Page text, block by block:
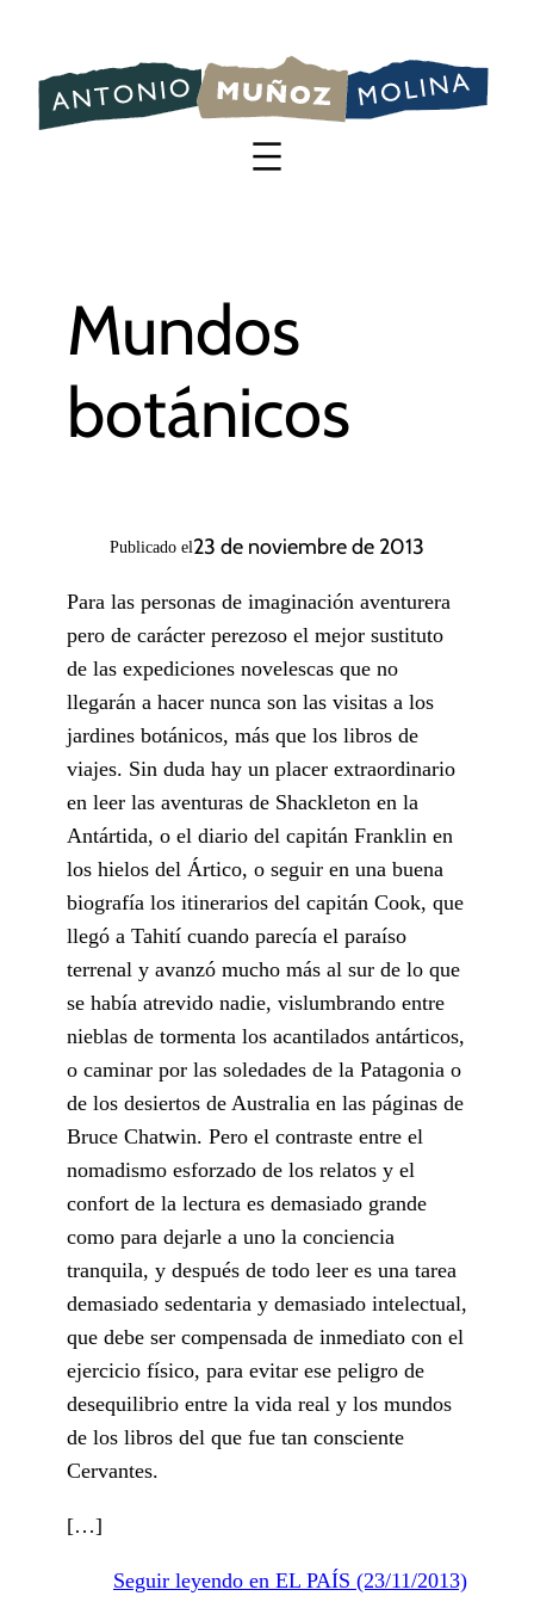
contenido
Mundos
botánicos
Publicado el23 de noviembre de 2013
Para las personas de imaginación aventurera
pero de carácter perezoso el mejor sustituto
de las expediciones novelescas que no
llegarán a hacer nunca son las visitas a los
jardines botánicos, más que los libros de
viajes. Sin duda hay un placer extraordinario
en leer las aventuras de Shackleton en la
Antártida, o el diario del capitán Franklin en
los hielos del Ártico, o seguir en una buena
biografía los itinerarios del capitán Cook, que
llegó a Tahití cuando parecía el paraíso
terrenal y avanzó mucho más al sur de lo que
se había atrevido nadie, vislumbrando entre
nieblas de tormenta los acantilados antárticos,
o caminar por las soledades de la Patagonia o
de los desiertos de Australia en las páginas de
Bruce Chatwin. Pero el contraste entre el
nomadismo esforzado de los relatos y el
confort de la lectura es demasiado grande
como para dejarle a uno la conciencia
tranquila, y después de todo leer es una tarea
demasiado sedentaria y demasiado intelectual,
que debe ser compensada de inmediato con el
ejercicio físico, para evitar ese peligro de
desequilibrio entre la vida real y los mundos
de los libros del que fue tan consciente
Cervantes.
[…]
Seguir leyendo en EL PAÍS (23/11/2013)